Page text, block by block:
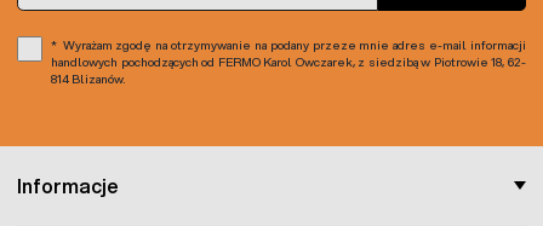
Informacje
Wyrażam zgodę na otrzymywanie na podany przeze mnie adres e-mail informacji
handlowych pochodzących od FERMO Karol Owczarek, z siedzibą w Piotrowie 18, 62-
814 Blizanów.